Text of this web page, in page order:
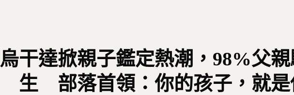
烏干達掀親子鑑定熱潮，98%父
生 部落首領：你的孩子，就是